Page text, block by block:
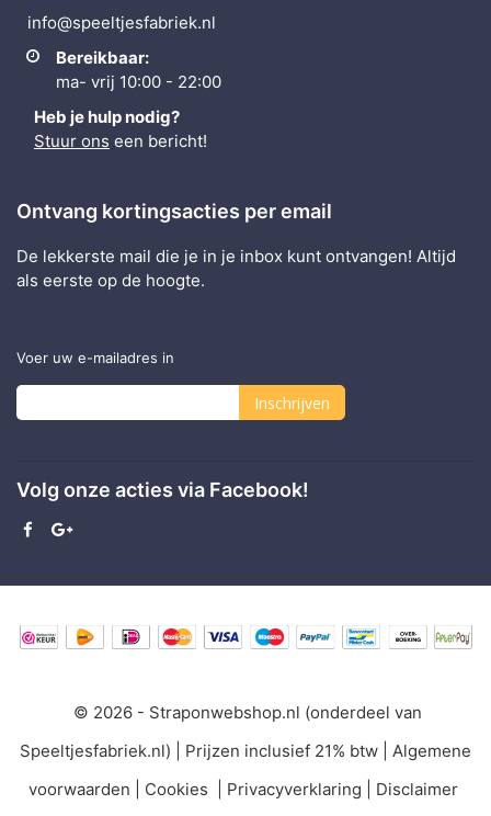
info@speeltjesfabriek.nl
Bereikbaar:
ma- vrij 10:00 - 22:00
Heb je hulp nodig?
Stuur ons een bericht!
Ontvang kortingsacties per email
De lekkerste mail die je in je inbox kunt ontvangen! Altijd
als eerste op de hoogte.
Voer uw e-mailadres in
op
nieuwsbrief
Inschrijven
Volg onze acties via Facebook!
© 2026 - Straponwebshop.nl (onderdeel van
Speeltjesfabriek.nl) | Prijzen inclusief 21% btw | Algemene
voorwaarden
Cookies Privacyverklaring Disclaimer